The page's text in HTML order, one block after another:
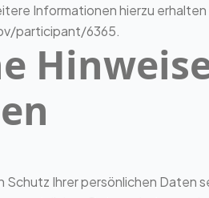
Informationen hierzu
participant/6365.
Ihrer persönlichen Daten